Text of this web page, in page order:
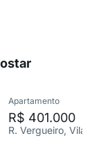
Apartamento
R$ 401.000
R. Vergueiro, Vila